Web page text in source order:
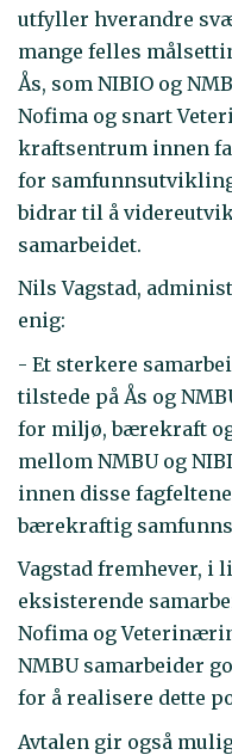
utfyller hverandre
mange felles
Ås, som NIBIO og
Nofima og snart
kraftsentrum innen
for
bidrar til å
samarbeidet.
Nils Vagstad,
enig:
- Et sterkere
tilstede på Ås og
for miljø, bærekraft
mellom NMBU og
innen disse
bærekraftig
Vagstad fremhever, i
eksisterende
Nofima og
NMBU samarbeider
for å realisere dette
Avtalen gir også